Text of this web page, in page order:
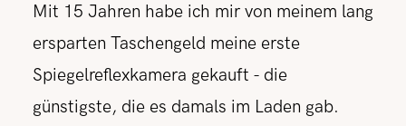
Mit 15 Jahren habe ich mir von meinem lang
ersparten Taschengeld meine erste
Spiegelreflexkamera gekauft - die
günstigste, die es damals im Laden gab.